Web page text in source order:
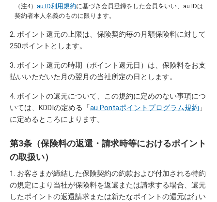
au ID利用規約に基づき会員登録をした会員をいい、au IDは
契約者本人名義のものに限ります。
ポイント還元の上限は、保険契約毎の月額保険料に対して
250ポイントとします。
ポイント還元の時期（ポイント還元日）は、保険料をお支
払いいただいた月の翌月の当社所定の日とします。
ポイントの還元について、この規約に定めのない事項につ
いては、KDDIの定める「au Pontaポイントプログラム規約 」
に定めるところによります。
第3条（保険料の返還・請求時等におけるポイント
の取扱い）
お客さまが締結した保険契約の約款および付加される特約
の規定により当社が保険料を返還または請求する場合、還元
したポイントの返還請求または新たなポイントの還元は行い